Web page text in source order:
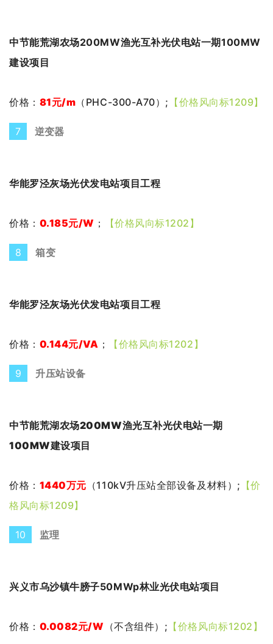
中节能荒湖农场200MW渔光互补光伏电站一期100MW
建设项目
价格： 81元/m （ PHC-300-A70）; 【价格风向标1209】
7 逆变器
华能罗泾灰场光伏发电站项目工程
价格： 0.185元/W ； 【价格风向标1202】
8 箱变
华能罗泾灰场光伏发电站项目工程
价格： 0.144元/VA ； 【价格风向标1202】
9 升压站设备
中节能荒湖农场200MW渔光互补光伏电站一期
100MW建设项目
价格： 1440万元 （110kV升压站全部设备及材料）; 【价
格风向标1209】
10 监理
兴义市乌沙镇牛膀子50MWp林业光伏电站项目
价格： 0.0082元/W （不含组件）; 【价格风向标1202】